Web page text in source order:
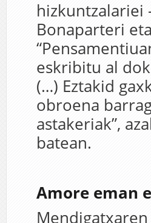
hizkuntzalariei
Bonaparteri
eskribitu al
(…) Eztakid
obroena
astakeriak”,
batean.
Amore eman